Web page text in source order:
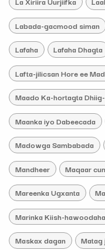
Labada-gacmood siman
Lafaha Lafaha Dhagta
Lafta-jilicsan Hore ee
Maado Ka-hortagta
Maanka iyo Dabeecada
Madowga Sambabada
Mandheer Maqaar
Mareenka Ugxanta
Marinka Kiish-hawoodaha
Maskax dagan Matag